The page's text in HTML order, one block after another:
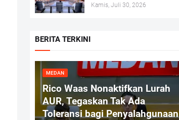
Kamis, Juli 30, 2026
BERITA TERKINI
MEDAN
Rico Waas Nonaktifkan Lurah
AUR, Tegaskan Tak Ada
Toleransi bagi Penyalahgunaan